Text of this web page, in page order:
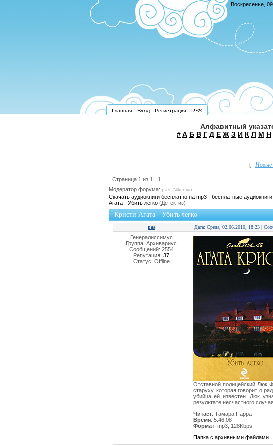
Воскресенье,
Главная Вход Регистрация RSS
Алфавитный
# А Б В Г Д Е Ж З И К Л М Н
[ Новые
Страница 1 из 1
1
Модератор форума: pas Nikoniya
Скачать аудиокниги бесплатно на mp3 - бесплатные аудиокниги
Агата - Убить легко (Детектив)
Кристи Агата - Убить легко
pas Дата: Среда, 02.06.2010, 18:23 |
Генералиссимус
Группа: Архивариус
Сообщений: 2554
Репутация: 37
Статус: Offline
Отставной полицейский Люк
старуху, которая говорит о
убийца ей известен. Люк
результате несчастного
Читает: Тамара Парра
Время: 5:46:08
Формат: mp3, 128Kbps
Папка с архивными файлами